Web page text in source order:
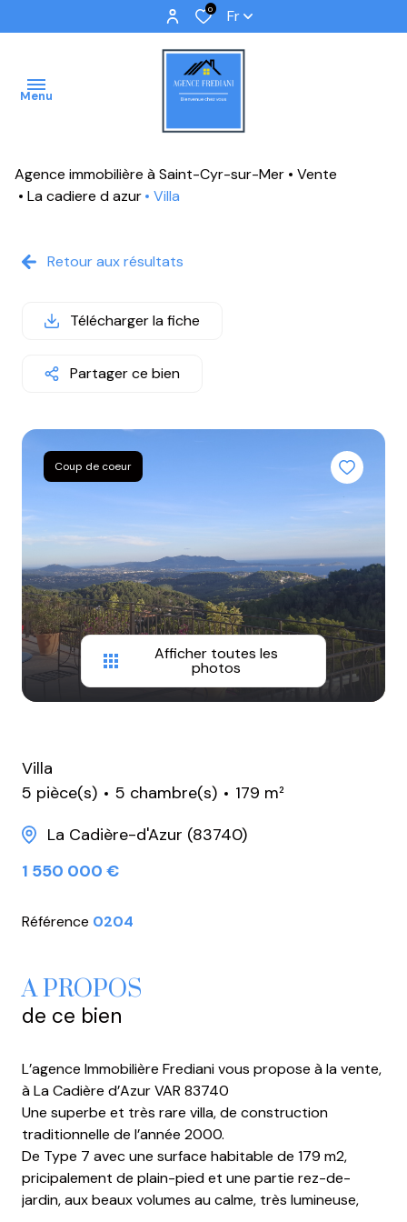
0 Fr
Menu
ACCUEIL
IMMOBILIER
IMMOBILIER
NEUF
BIENS
VENDUS
AGENCE
CONTACT
Agence immobilière à Saint-Cyr-sur-Mer
Vente
La cadiere d azur
Villa
Retour aux résultats
Télécharger la fiche
Partager ce bien
Coup de coeur
Afficher toutes les
photos
Villa
5 pièce(s)
5 chambre(s)
179 m²
La Cadière-d'Azur (83740)
1 550 000 €
Référence 0204
A PROPOS
de ce bien
L’agence Immobilière Frediani vous propose à la vente,
à La Cadière d’Azur VAR 83740
Une superbe et très rare villa, de construction
traditionnelle de l’année 2000.
De Type 7 avec une surface habitable de 179 m2,
pricipalement de plain-pied et une partie rez-de-
jardin, aux beaux volumes au calme, très lumineuse,